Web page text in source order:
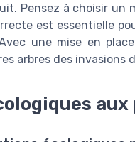
Pensez à choisir un
est essentielle
une mise en
arbres des invasions